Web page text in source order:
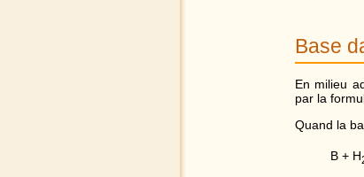
Base
En milieu
par la
Quand la
B + H